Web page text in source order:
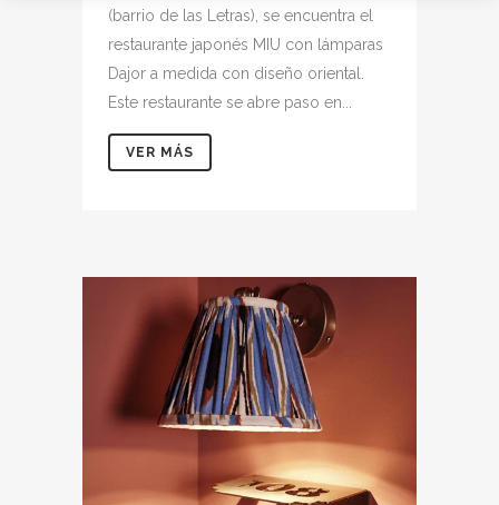
(barrio de las Letras), se encuentra el
restaurante japonés MIU con lámparas
Dajor a medida con diseño oriental.
Este restaurante se abre paso en...
VER MÁS